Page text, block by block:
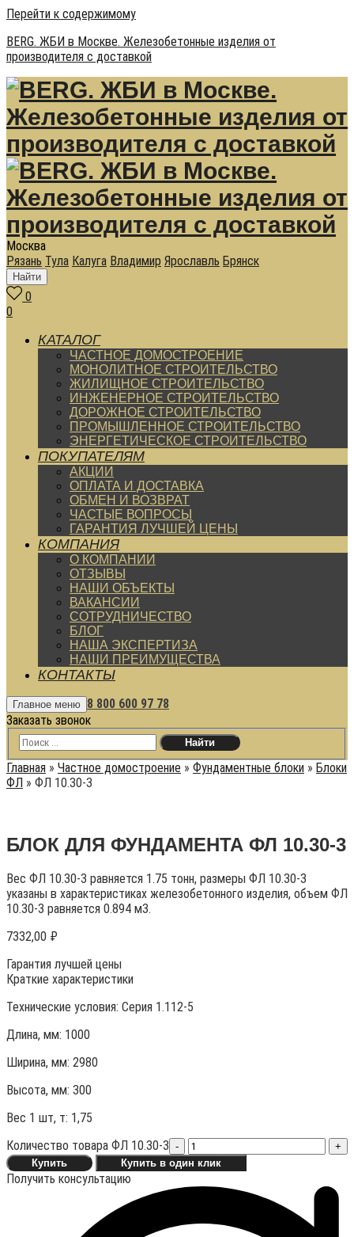
Перейти к содержимому
BERG. ЖБИ в Москве. Железобетонные изделия от
производителя с доставкой
Москва
Рязань Тула Калуга Владимир Ярославль Брянск
Найти
0
0
КАТАЛОГ
ЧАСТНОЕ ДОМОСТРОЕНИЕ
МОНОЛИТНОЕ СТРОИТЕЛЬСТВО
ЖИЛИЩНОЕ СТРОИТЕЛЬСТВО
ИНЖЕНЕРНОЕ СТРОИТЕЛЬСТВО
ДОРОЖНОЕ СТРОИТЕЛЬСТВО
ПРОМЫШЛЕННОЕ СТРОИТЕЛЬСТВО
ЭНЕРГЕТИЧЕСКОЕ СТРОИТЕЛЬСТВО
ПОКУПАТЕЛЯМ
АКЦИИ
ОПЛАТА И ДОСТАВКА
ОБМЕН И ВОЗВРАТ
ЧАСТЫЕ ВОПРОСЫ
ГАРАНТИЯ ЛУЧШЕЙ ЦЕНЫ
КОМПАНИЯ
О КОМПАНИИ
ОТЗЫВЫ
НАШИ ОБЪЕКТЫ
ВАКАНСИИ
СОТРУДНИЧЕСТВО
БЛОГ
НАША ЭКСПЕРТИЗА
НАШИ ПРЕИМУЩЕСТВА
КОНТАКТЫ
Главное меню 8 800 600 97 78
Заказать звонок
Главная » Частное домостроение » Фундаментные блоки » Блоки
ФЛ » ФЛ 10.30-3
БЛОК ДЛЯ ФУНДАМЕНТА ФЛ 10.30-3
Вес ФЛ 10.30-3 равняется 1.75 тонн, размеры ФЛ 10.30-3
указаны в характеристиках железобетонного изделия, объем ФЛ
10.30-3 равняется 0.894 м3.
7332,00 ₽
Гарантия лучшей цены
Краткие характеристики
Технические условия: Серия 1.112-5
Длина, мм: 1000
Ширина, мм: 2980
Высота, мм: 300
Вес 1 шт, т: 1,75
Количество товара ФЛ 10.30-3 -
+
Купить
Купить в один клик
Получить консультацию